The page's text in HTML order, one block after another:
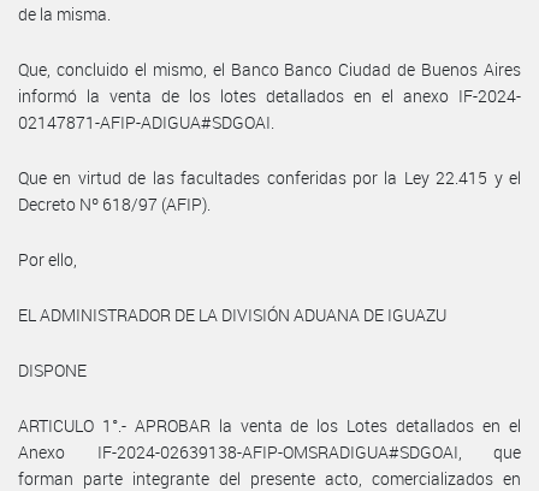
de la misma.
Que, concluido el mismo, el Banco Banco Ciudad de Buenos Aires
informó la venta de los lotes detallados en el anexo IF-2024-
02147871-AFIP-ADIGUA#SDGOAI.
Que en virtud de las facultades conferidas por la Ley 22.415 y el
Decreto Nº 618/97 (AFIP).
Por ello,
EL ADMINISTRADOR DE LA DIVISIÓN ADUANA DE IGUAZU
DISPONE
ARTICULO 1°.- APROBAR la venta de los Lotes detallados en el
Anexo IF-2024-02639138-AFIP-OMSRADIGUA#SDGOAI, que
forman parte integrante del presente acto, comercializados en